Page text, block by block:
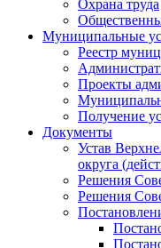
Охрана труда
Муниципальные
Реестр
Проекты
Получение
Документы
Устав
округа
Решения
Решения